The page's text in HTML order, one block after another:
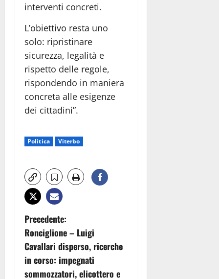
interventi concreti.
L’obiettivo resta uno
solo: ripristinare
sicurezza, legalità e
rispetto delle regole,
rispondendo in maniera
concreta alle esigenze
dei cittadini”.
Politica Viterbo
N
a
v
Precedente:
Ronciglione – Luigi
Cavallari disperso, ricerche
in corso: impegnati
sommozzatori, elicottero e